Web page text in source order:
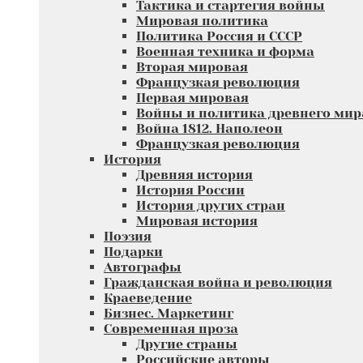
Тактика и стартегия войны
Мировая политика
Политика Россия и СССР
Военная техника и форма
Вторая мировая
Французкая революция
Первая мировая
Войны и политика древнего
Война 1812. Наполеон
Французкая революция
История
Древняя история
История России
История других стран
Мировая история
Поэзия
Подарки
Автографы
Гражданская война и революция
Краеведение
Бизнес. Маркетинг
Современная проза
Другие страны
Российские авторы